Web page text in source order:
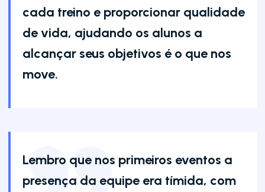
cada treino e proporcionar qualidade
de vida, ajudando os alunos a
alcançar seus objetivos é o que nos
move.
Lembro que nos primeiros eventos a
presença da equipe era tímida, com